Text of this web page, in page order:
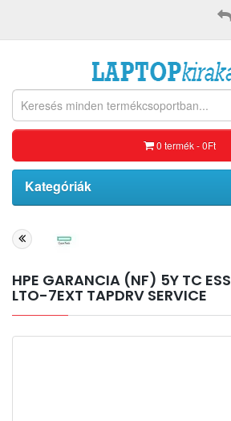
0 termék - 0Ft
Kategóriák
HPE GARANCIA (NF) 5Y TC
LTO-7EXT TAPDRV SERVICE